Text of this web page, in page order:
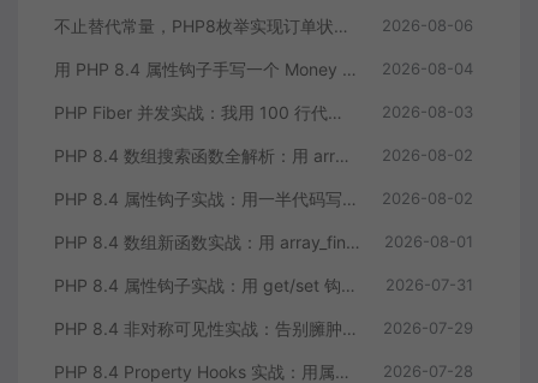
不止替代常量，PHP8枚举实现订单状态机，让代码自己说话 2026-08-06
用 PHP 8.4 属性钩子手写一个 Money 值对象：告别重复的 getter/setter 2026-08-04
PHP Fiber 并发实战：我用 100 行代码把多接口请求耗时缩到三分之一 2026-08-03
PHP 8.4 数组搜索函数全解析：用 array_find 终结你的十行 foreach 2026-08-02
PHP 8.4 属性钩子实战：用一半代码写出更健壮的模型类 2026-08-02
PHP 8.4 数组新函数实战：用 array_find 和 array_any 重构集合查询逻辑 2026-08-01
PHP 8.4 属性钩子实战：用 get/set 钩子告别无意义的样板代码 2026-07-31
PHP 8.4 非对称可见性实战：告别臃肿的 getter/setter 控制读写分离 2026-07-29
PHP 8.4 Property Hooks 实战：用属性钩子替代臃肿的 getter/setter 2026-07-28